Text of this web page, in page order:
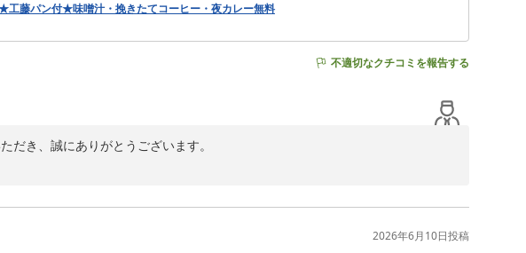
藤パン付★味噌汁・挽きたてコーヒー・夜カレー無料
不適切なクチコミを報告する
だき、誠にありがとうございます。
葉を賜り、大変光栄に存じます。
ご不快な思いをお掛けしましたこと、心よりお詫び申し上げます。
がとうございました。
2026年6月10日投稿